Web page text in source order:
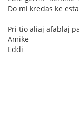
Do mi kredas ke
Pri tio aliaj afablaj
Amike
Eddi